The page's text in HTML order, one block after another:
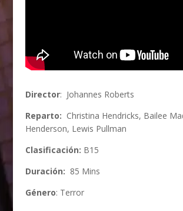
Director: Johannes Roberts
Reparto: Christina Hendricks, Bailee
Henderson, Lewis Pullman
Clasificación: B15
Duración: 85 Mins
Género: Terror